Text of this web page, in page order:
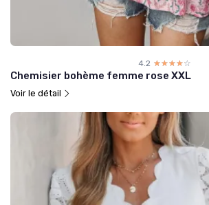
4.2 ☆☆☆☆☆
★★★★★
Chemisier bohème femme rose XXL
Voir le détail